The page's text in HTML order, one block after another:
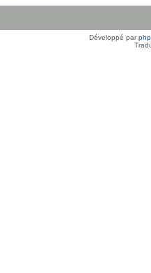
Développé par